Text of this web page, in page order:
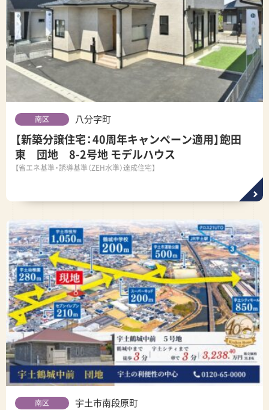
南区 八分字町
【新築分譲住宅：40周年キャンペーン適用】飽田
東 団地 8-2号地 モデルハウス
【省エネ基準・誘導基準（ZEH水準）達成住宅】
南区 宇土市南段原町